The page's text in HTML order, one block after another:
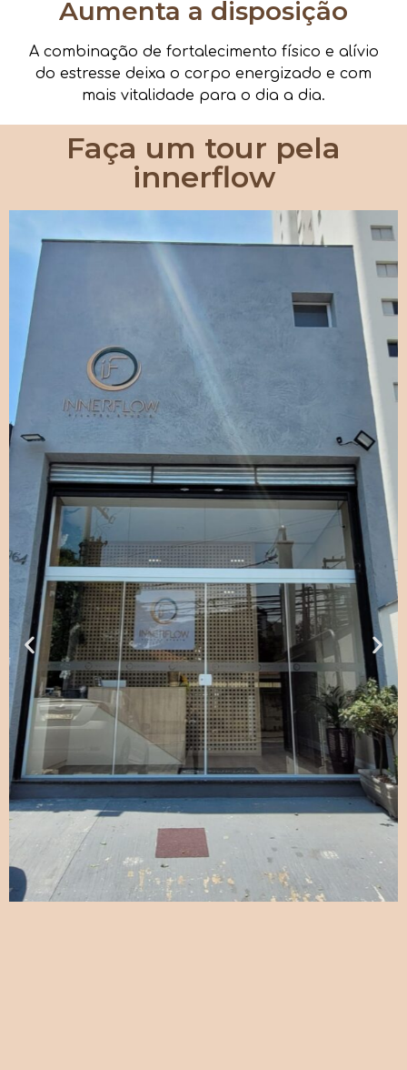
Aumenta a disposição
A combinação de fortalecimento físico e alívio
do estresse deixa o corpo energizado e com
mais vitalidade para o dia a dia.
Faça um tour pela
innerflow